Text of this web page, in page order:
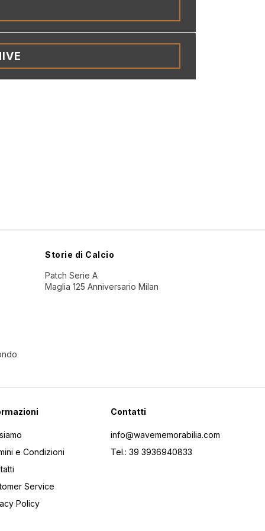
Storie di Calcio
Patch Serie A
Maglia 125 Anniversario Milan
e Condizioni
Service
Policy
Contatti
info@wavememorabilia.com
Tel.: 39 3936940833